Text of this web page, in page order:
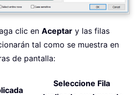
clic en Aceptar y las filas
tal como se muestra en
de pantalla:
Seleccione Fila